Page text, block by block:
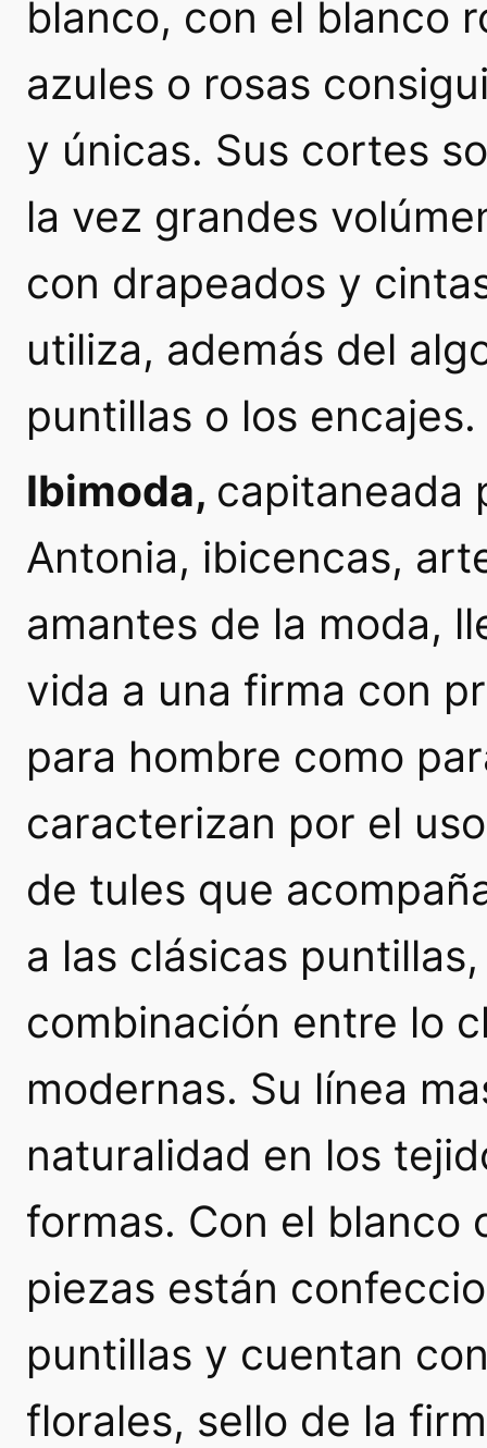
blanco, con el blanco
azules o rosas
y únicas. Sus cortes
la vez grandes
con drapeados y
utiliza, además del
puntillas o los encajes.
Ibimoda, capitaneada
Antonia, ibicencas,
amantes de la moda,
vida a una firma con
para hombre como
caracterizan por el
de tules que
a las clásicas
combinación entre lo
modernas. Su línea
naturalidad en los
formas. Con el blanco
piezas están
puntillas y cuentan
florales, sello de la